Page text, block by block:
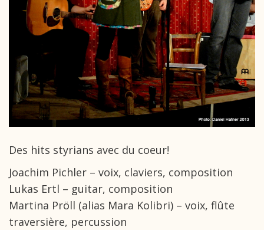
Des hits styrians avec du coeur!
Joachim Pichler – voix, claviers, composition
Lukas Ertl – guitar, composition
Martina Pröll (alias Mara Kolibri) – voix, flûte
traversière, percussion